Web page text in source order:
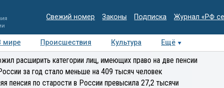
Свежий номер Законы Подписка Журнал «РФ
мире Происшествия Культура Ещё
Медиацентр Интервью Колумнисты
Деловая
расширить категории лиц, имеющих право на две пенсии
за год стало меньше на 409 тысяч человек
пенсия по старости в России превысила 27,2 тысячи